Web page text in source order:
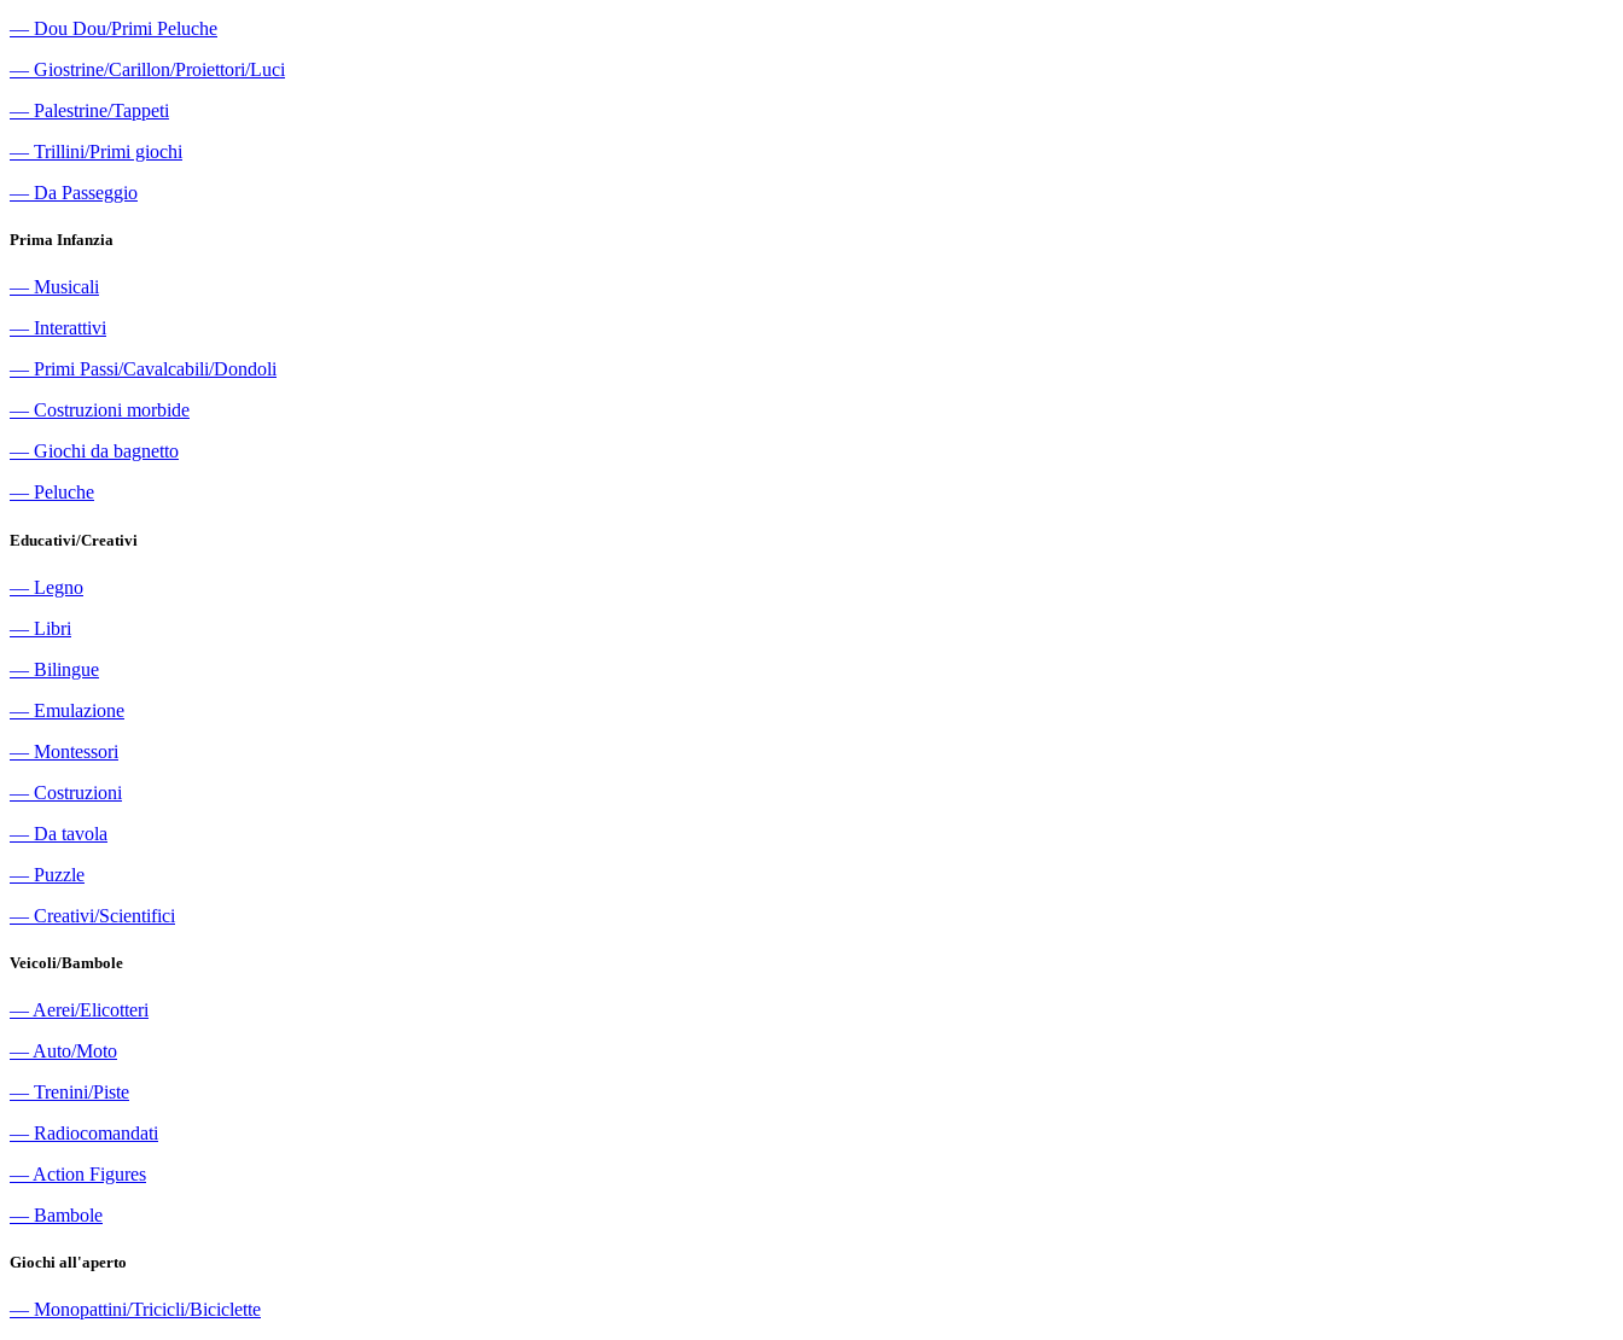
― Dou Dou/Primi Peluche
― Giostrine/Carillon/Proiettori/Luci
― Palestrine/Tappeti
― Trillini/Primi giochi
― Da Passeggio
Prima Infanzia
― Musicali
― Interattivi
― Primi Passi/Cavalcabili/Dondoli
― Costruzioni morbide
― Giochi da bagnetto
― Peluche
Educativi/Creativi
― Legno
― Libri
― Bilingue
― Emulazione
― Montessori
― Costruzioni
― Da tavola
― Puzzle
― Creativi/Scientifici
Veicoli/Bambole
― Aerei/Elicotteri
― Auto/Moto
― Trenini/Piste
― Radiocomandati
― Action Figures
― Bambole
Giochi all'aperto
― Monopattini/Tricicli/Biciclette